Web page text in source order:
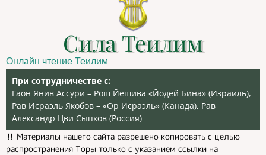
Сила Теилим
Онлайн чтение Теилим
При сотрудничестве с:
Гаон Янив Ассури – Рош Йешива «Йодей Бина» (Израиль),
Рав Исраэль Якобов – «Ор Исраэль» (Канада), Рав
Александр Цви Сыпков (Россия)
‼️ Материалы нашего сайта разрешено копировать с целью
распространения Торы только с указанием ссылки на